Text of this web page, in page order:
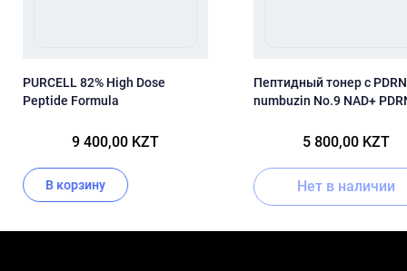
PURCELL 82% High Dose
Peptide Formula
9 400,00 KZT
В корзину
Пептидный тонер с PDRN
numbuzin No.9 NAD+
5 800,00 KZT
Нет в наличии